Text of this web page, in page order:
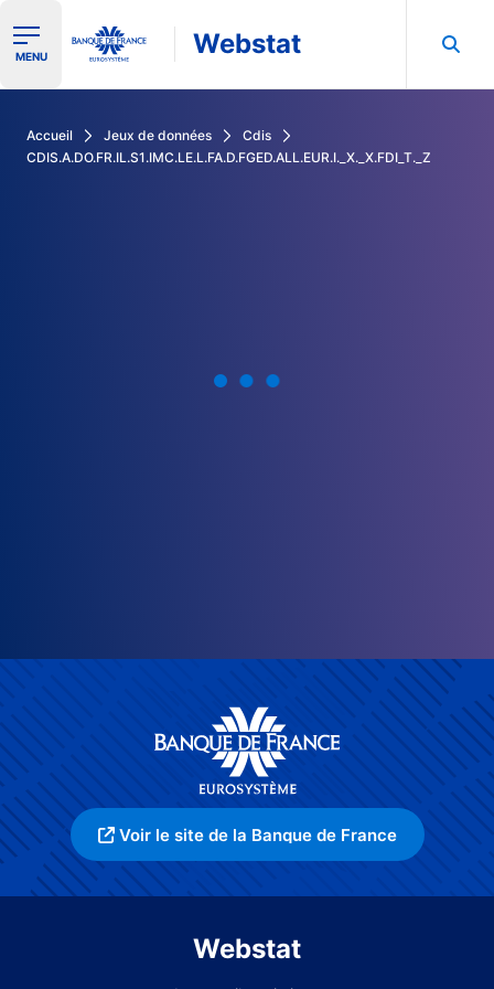
Ouvrir le menu de navigation
MENU Webstat
Accueil Jeux de données
Cdis
CDIS.A.DO.FR.IL.S1.IMC.LE.L.FA.D.FGED.ALL.EUR.I._X._X.FDI_T._Z
Voir le site de la Banque de France
Webstat